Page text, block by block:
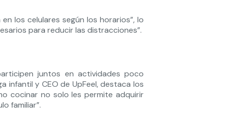
los celulares según los horarios”, lo
para reducir las distracciones”.
juntos en actividades poco
infantil y CEO de UpFeel, destaca los
cocinar no solo les permite adquirir
familiar”.